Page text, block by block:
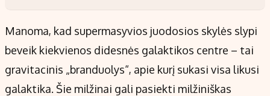
Manoma, kad supermasyvios juodosios skylės slypi
beveik kiekvienos didesnės galaktikos centre – tai
gravitacinis „branduolys“, apie kurį sukasi visa likusi
galaktika. Šie milžinai gali pasiekti milžiniškas